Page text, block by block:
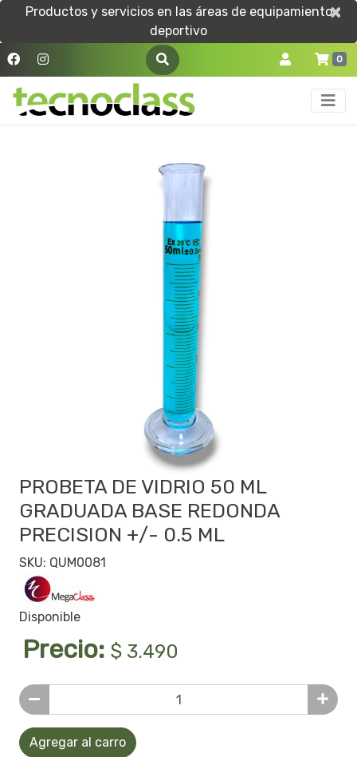
Productos y servicios en las áreas de equipamiento
deportivo
×
×
0
PROBETA DE VIDRIO 50 ML
GRADUADA BASE REDONDA
PRECISION +/- 0.5 ML
SKU: QUM0081
Disponible
Precio: $ 3.490
Agregar al carro